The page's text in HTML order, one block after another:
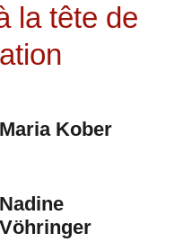
la tête de
Maria Kober
Nadine
Vöhringer